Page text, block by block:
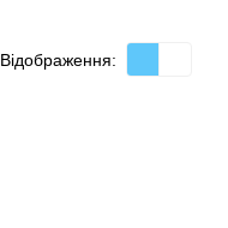
Відображення: